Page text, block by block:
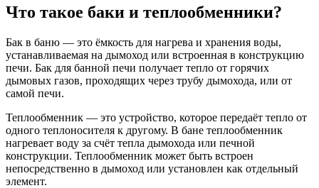
Что такое баки и теплообменники?
Бак в баню — это ёмкость для нагрева и хранения воды,
устанавливаемая на дымоход или встроенная в конструкцию
печи. Бак для банной печи получает тепло от горячих
дымовых газов, проходящих через трубу дымохода, или от
самой печи.
Теплообменник — это устройство, которое передаёт тепло от
одного теплоносителя к другому. В бане теплообменник
нагревает воду за счёт тепла дымохода или печной
конструкции. Теплообменник может быть встроен
непосредственно в дымоход или установлен как отдельный
элемент.